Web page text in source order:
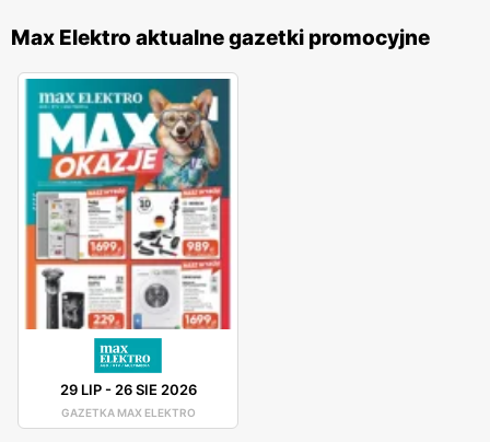
RTV/AGD/Multimedia. Sieć również zapewnia transport i
profesjonalny montaż. W sklepie Max Elektro można
znaleźć zarówno pralki, lodówki, zmywarki, jak i blendery,
telewizory, laptopy oraz hulajnogi elektryczne.
Max Elektro - promocje
Max Elektro cyklicznie wypuszcza gazetki promocyjne. Na
stronie internetowej sklepu można sprawdzić
obowiązujące promocje i rabaty. Firma umożliwia również
zakup w systemie ratalnym, co sprawia, że każdy może
sobie pozwolić na nowy telewizor czy lodówkę. Max
Elektro również organizuje wyprzedaże i akcje dla swoich
Max Elektro aktualne gazetki promocyjne
29 LIP-26 SIE 2026
GAZETKA MAX ELEKTRO